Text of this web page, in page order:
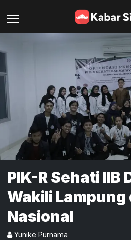
PIK-R Sehati IIB
Wakili
Nasional
Yunike Purnama